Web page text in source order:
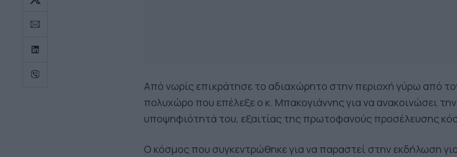
Από νωρίς επικράτησε το αδιαχώρητο στην περιοχή γύρω από
πολυχώρο που επέλεξε ο κ. Μπακογιάννης για να ανακοινώσει την
υποψηφιότητά του, εξαιτίας της πρωτοφανούς προσέλευσης
Ο κόσμος που συγκεντρώθηκε για να παραστεί στην εκδήλωση